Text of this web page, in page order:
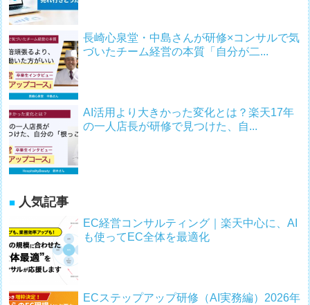
長崎心泉堂・中島さんが研修×コンサルで気
づいたチーム経営の本質「自分が二...
AI活用より大きかった変化とは？楽天17年
の一人店長が研修で見つけた、自...
人気記事
EC経営コンサルティング｜楽天中心に、AI
も使ってEC全体を最適化
ECステップアップ研修（AI実務編）2026年